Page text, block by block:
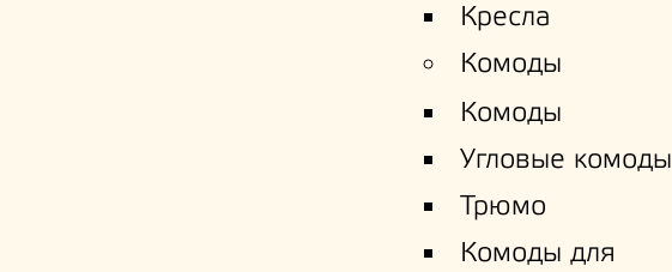
Кресла
Комоды
Комоды
Угловые комоды
Трюмо
Комоды для